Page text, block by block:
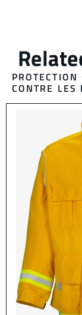
CONTRE LES